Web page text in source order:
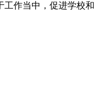
工作当中，促进学校和